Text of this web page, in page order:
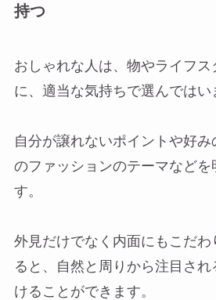
持つ
おしゃれな人は、物やライフス
に、適当な気持ちで選んではい
自分が譲れないポイントや好み
のファッションのテーマなどを
す。
外見だけでなく内面にもこだわ
ると、自然と周りから注目さ
けることができます。